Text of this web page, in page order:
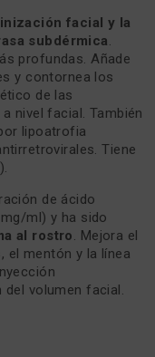
facial y la
subdérmica
profundas. Añade
y contornea los
de las
nivel facial. También
lipoatrofia
Tiene
de ácido
ml) y ha sido
al rostro
. Mejora el
el mentón y la línea
volumen facial.